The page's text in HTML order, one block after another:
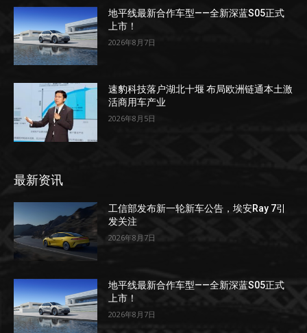
地平线最新合作车型——全新深蓝S05正式
上市！
2026年8月7日
速豹科技落户湖北十堰 布局欧洲链通本土激
活商用车产业
2026年8月5日
最新资讯
工信部发布新一轮新车公告，埃安Ray 7引
发关注
2026年8月7日
地平线最新合作车型——全新深蓝S05正式
上市！
2026年8月7日